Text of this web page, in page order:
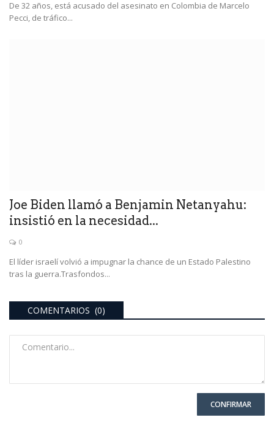
De 32 años, está acusado del asesinato en Colombia de Marcelo
Pecci, de tráfico...
Joe Biden llamó a Benjamin Netanyahu:
insistió en la necesidad...
0
El líder israelí volvió a impugnar la chance de un Estado Palestino
tras la guerra.Trasfondos...
COMENTARIOS (0)
CONFIRMAR